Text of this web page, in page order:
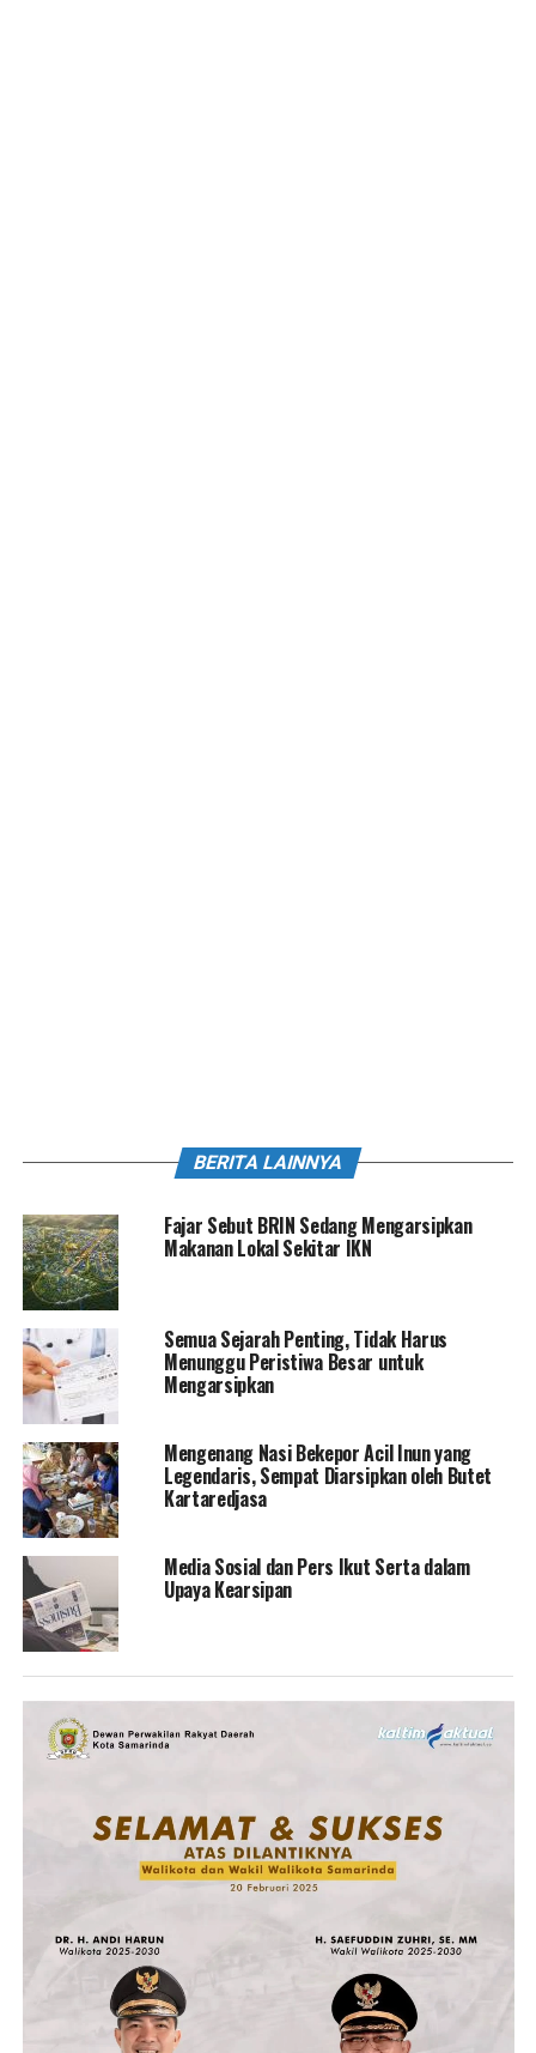
BERITA LAINNYA
Fajar Sebut BRIN Sedang Mengarsipkan
Makanan Lokal Sekitar IKN
Semua Sejarah Penting, Tidak Harus
Menunggu Peristiwa Besar untuk
Mengarsipkan
Mengenang Nasi Bekepor Acil Inun yang
Legendaris, Sempat Diarsipkan oleh Butet
Kartaredjasa
Media Sosial dan Pers Ikut Serta dalam
Upaya Kearsipan